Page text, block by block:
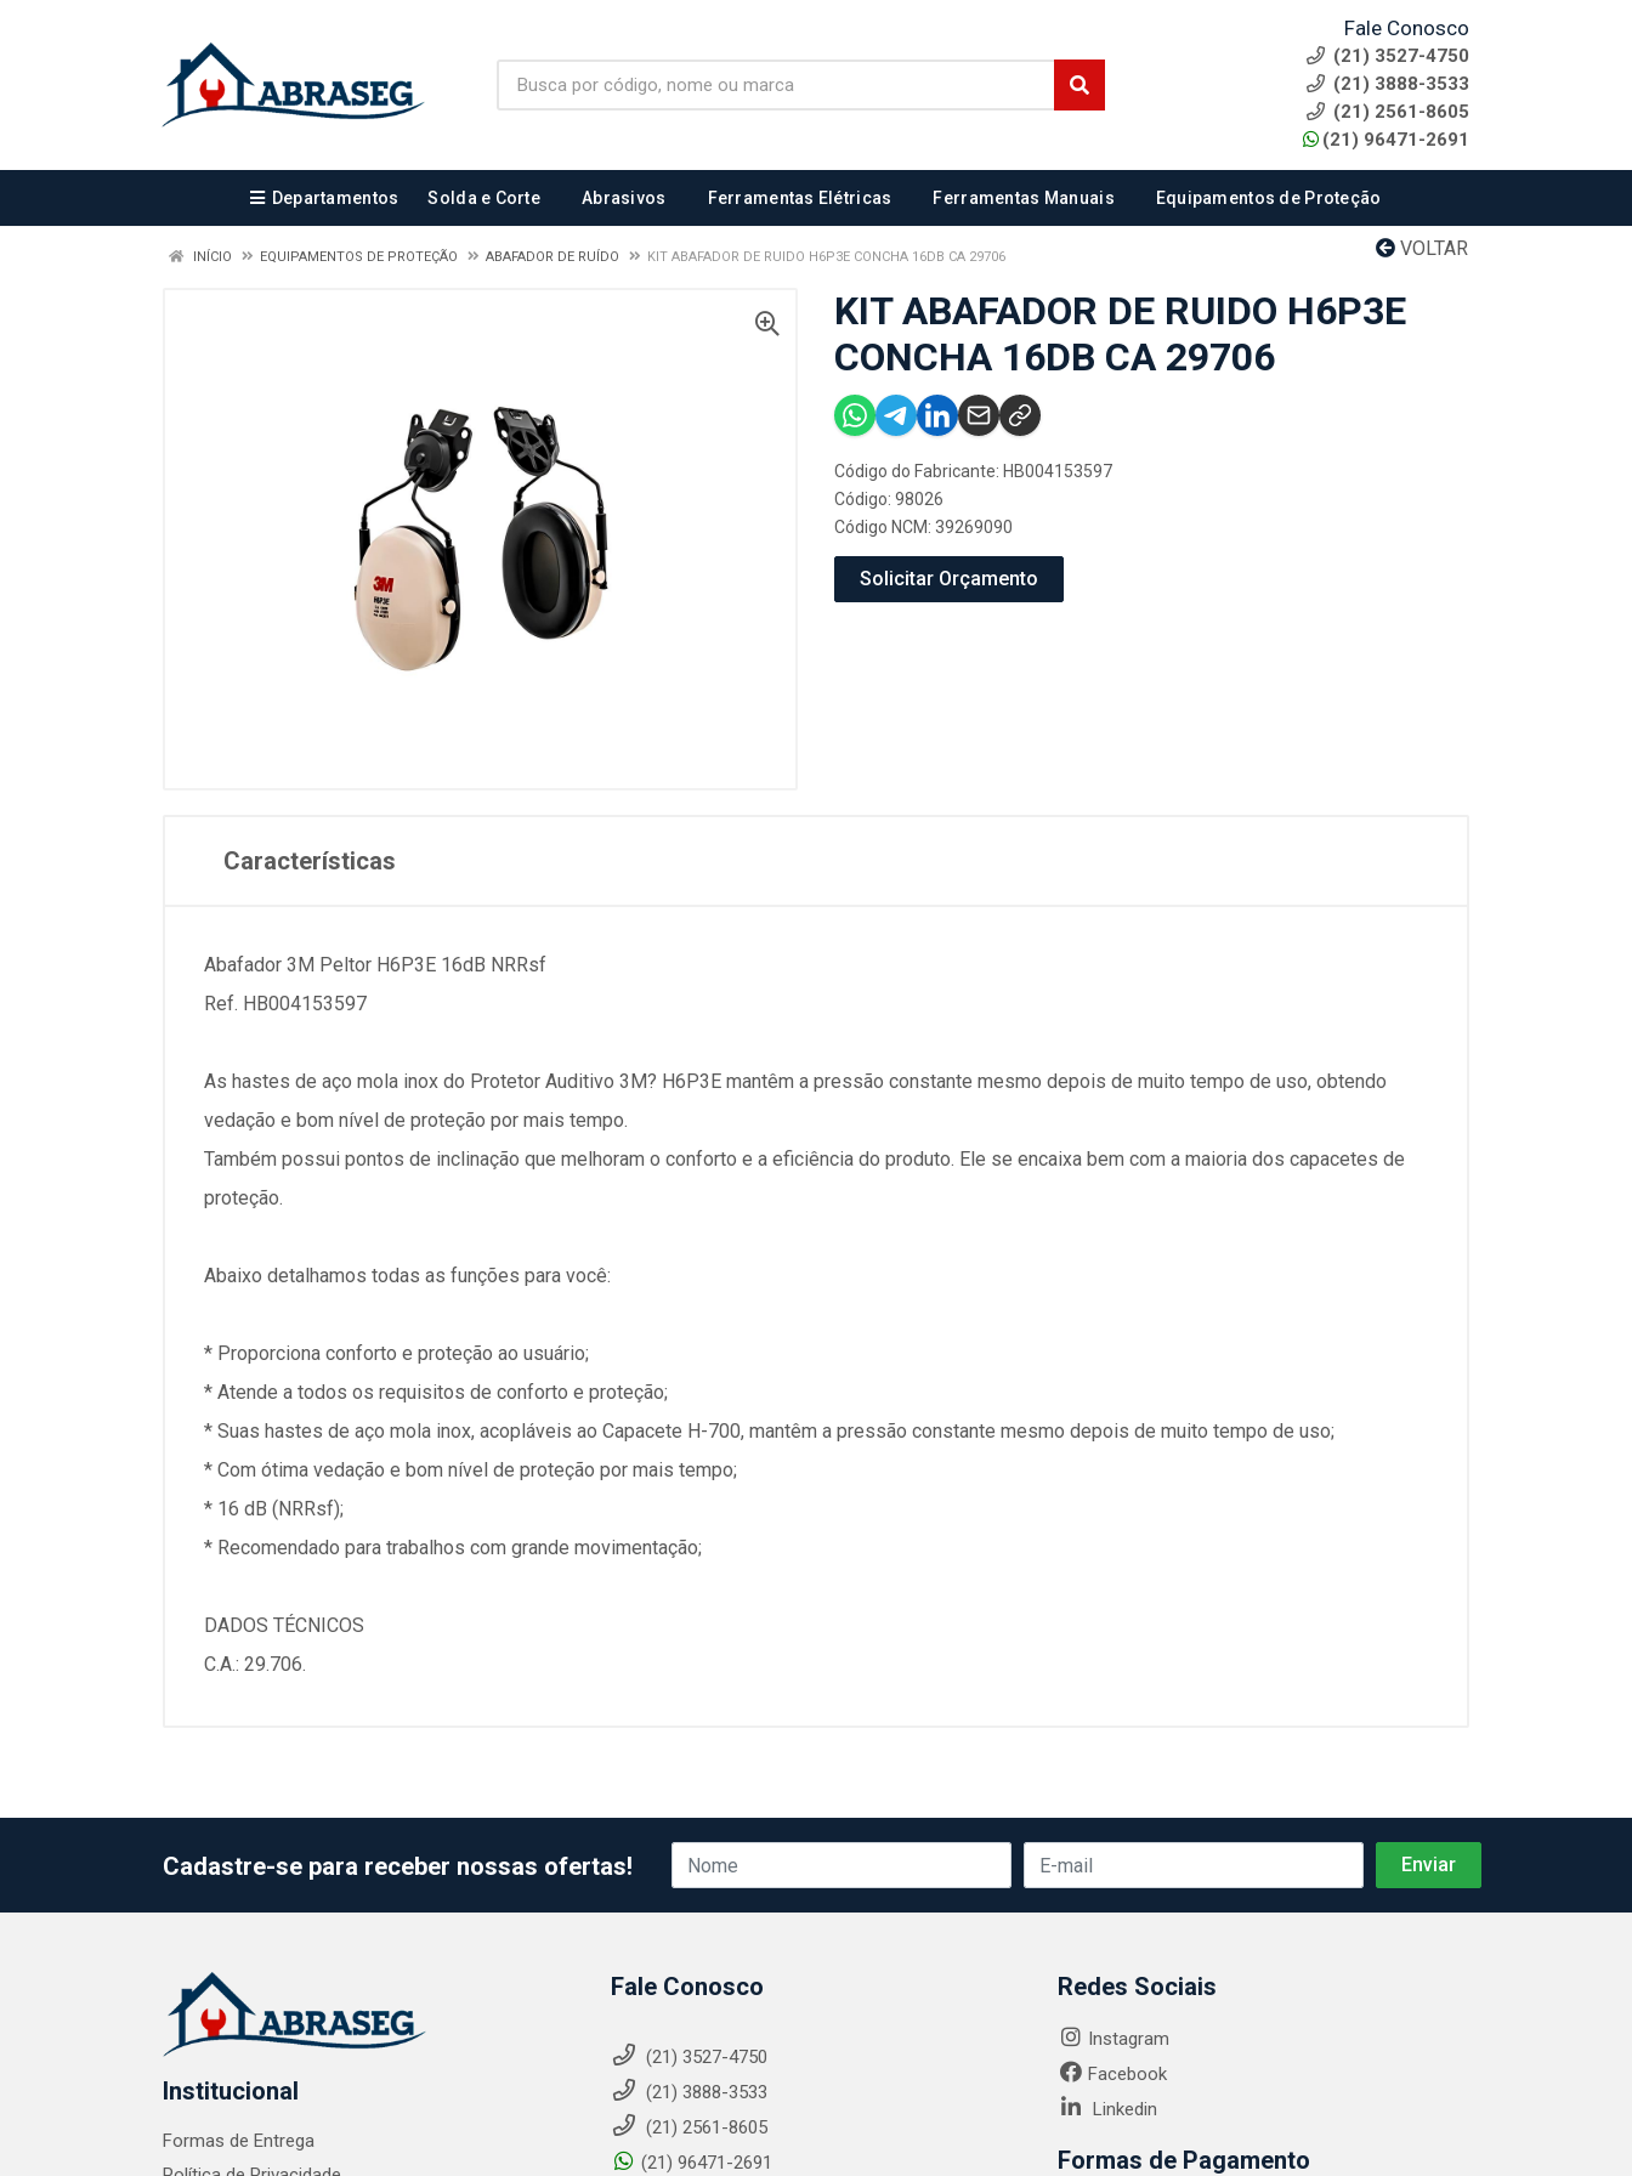
Fale Conosco
(21) 3527-4750
(21) 3888-3533
(21) 2561-8605
(21) 96471-2691
Departamentos Solda e Corte Abrasivos Ferramentas Elétricas Ferramentas Manuais Equipamentos de Proteção
VOLTAR
INÍCIO EQUIPAMENTOS DE PROTEÇÃO ABAFADOR DE RUÍDO KIT ABAFADOR DE RUIDO H6P3E CONCHA 16DB CA 29706
KIT ABAFADOR DE RUIDO H6P3E
CONCHA 16DB CA 29706
Código do Fabricante: HB004153597
Código: 98026
Código NCM: 39269090
Solicitar Orçamento
Características
Abafador 3M Peltor H6P3E 16dB NRRsf
Ref. HB004153597
As hastes de aço mola inox do Protetor Auditivo 3M? H6P3E mantêm a pressão constante mesmo depois de muito tempo de uso, obtendo
vedação e bom nível de proteção por mais tempo.
Também possui pontos de inclinação que melhoram o conforto e a eficiência do produto. Ele se encaixa bem com a maioria dos capacetes de
proteção.
Abaixo detalhamos todas as funções para você:
* Proporciona conforto e proteção ao usuário;
* Atende a todos os requisitos de conforto e proteção;
* Suas hastes de aço mola inox, acopláveis ao Capacete H-700, mantêm a pressão constante mesmo depois de muito tempo de uso;
* Com ótima vedação e bom nível de proteção por mais tempo;
* 16 dB (NRRsf);
* Recomendado para trabalhos com grande movimentação;
DADOS TÉCNICOS
C.A.: 29.706.
Cadastre-se para receber nossas ofertas!
Institucional
Formas de Entrega
Fale Conosco
(21) 3527-4750
(21) 3888-3533
(21) 2561-8605
(21) 96471-2691
Redes Sociais
Instagram
Facebook
Linkedin
Formas de Pagamento